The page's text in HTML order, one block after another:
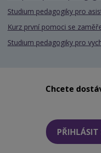
Studium pedagogiky pro
Kurz první pomoci se
Studium pedagogiky pro
Chcete
PŘIHLÁSIT